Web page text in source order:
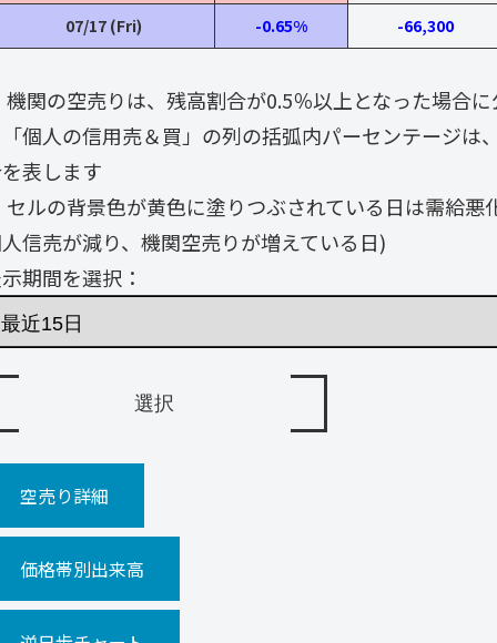
07/17 (Fri)
-0.65% -66,300
機関の空売りは、残高割合が0.5％以上となった場合
個人の信用売＆買」の列の括弧内パーセンテージは
表します
セルの背景色が黄色に塗りつぶされている日は需給
信売が減り、機関空売りが増えている日)
期間を選択：
空売り詳細
価格帯別出来高